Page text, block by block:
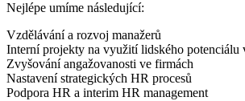
Nejlépe umíme následující:
Vzdělávání a rozvoj manažerů
Interní projekty na využití lidského potenciálu
Zvyšování angažovanosti ve firmách
Nastavení strategických HR procesů
Podpora HR a interim HR management